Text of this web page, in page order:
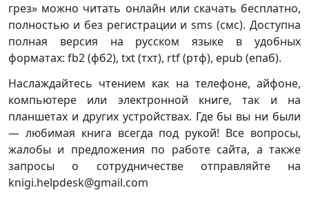
грез» можно читать онлайн или скачать бесплатно,
полностью и без регистрации и sms (смс). Доступна
полная версия на русском языке в удобных
форматах: fb2 (фб2), txt (тхт), rtf (ртф), epub (епаб).
Наслаждайтесь чтением как на телефоне, айфоне,
компьютере или электронной книге, так и на
планшетах и других устройствах. Где бы вы ни были
— любимая книга всегда под рукой! Все вопросы,
жалобы и предложения по работе сайта, а также
запросы о сотрудничестве отправляйте на
knigi.helpdesk@gmail.com